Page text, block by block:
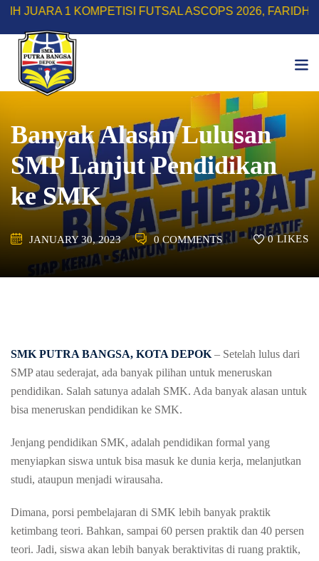
Skip
content
1 KOMPETISI FUTSAL ASCOPS 2026, FARIDH RIZKY
Banyak Alasan Lulusan
SMP Lanjut Pendidikan
ke SMK
JANUARY 30, 2023 0 COMMENTS 0LIKES
SMK PUTRA BANGSA, KOTA DEPOK – Setelah lulus dari
SMP atau sederajat, ada banyak pilihan untuk meneruskan
pendidikan. Salah satunya adalah SMK. Ada banyak alasan untuk
bisa meneruskan pendidikan ke SMK.
Jenjang pendidikan SMK, adalah pendidikan formal yang
menyiapkan siswa untuk bisa masuk ke dunia kerja, melanjutkan
studi, ataupun menjadi wirausaha.
Dimana, porsi pembelajaran di SMK lebih banyak praktik
ketimbang teori. Bahkan, sampai 60 persen praktik dan 40 persen
teori. Jadi, siswa akan lebih banyak beraktivitas di ruang praktik,